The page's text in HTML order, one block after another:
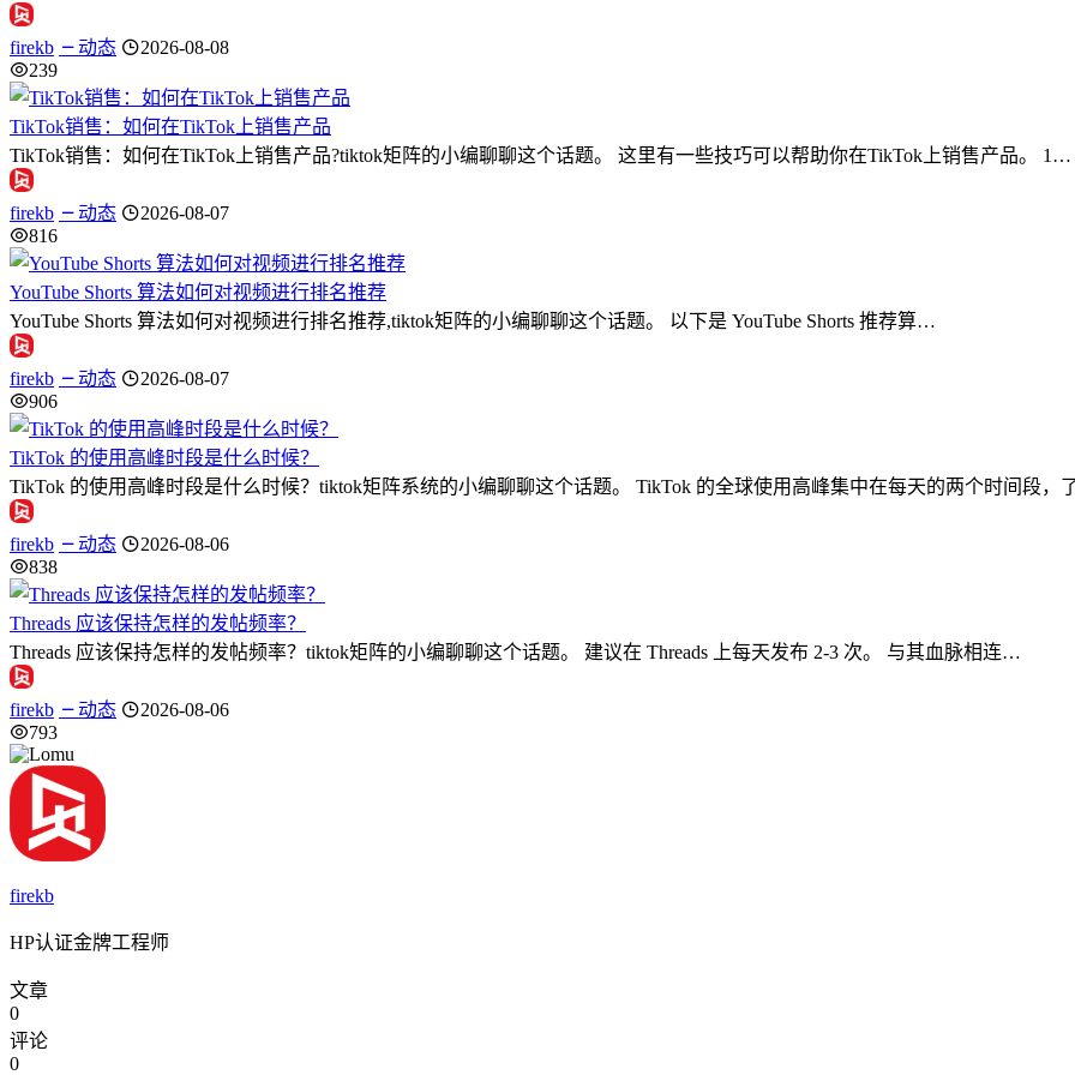
firekb 动态
2026-08-08
239
TikTok销售：如何在TikTok上销售产品
TikTok销售：如何在TikTok上销售产品?tiktok矩阵的小编聊聊这个话题。 这里有一些技巧可以帮助你在TikTok上销售产品。 1…
firekb 动态
2026-08-07
816
YouTube Shorts 算法如何对视频进行排名推荐
YouTube Shorts 算法如何对视频进行排名推荐,tiktok矩阵的小编聊聊这个话题。 以下是 YouTube Shorts 推荐算…
firekb 动态
2026-08-07
906
TikTok 的使用高峰时段是什么时候？
TikTok 的使用高峰时段是什么时候？tiktok矩阵系统的小编聊聊这个话题。 TikTok 的全球使用高峰集中在每天的两个时间段，
firekb 动态
2026-08-06
838
Threads 应该保持怎样的发帖频率？
Threads 应该保持怎样的发帖频率？tiktok矩阵的小编聊聊这个话题。 建议在 Threads 上每天发布 2-3 次。 与其血脉相连…
firekb 动态
2026-08-06
793
firekb
HP认证金牌工程师
文章
0
评论
0